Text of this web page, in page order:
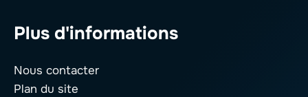
Plus d'informations
Nous contacter
Plan du site